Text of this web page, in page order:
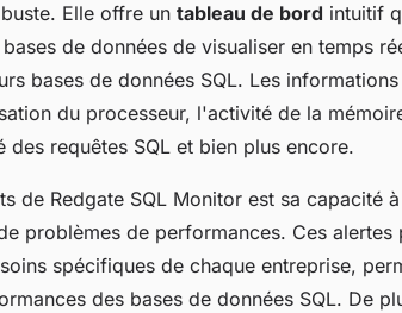
Elle offre un tableau de bord intuitif
de données de visualiser en temps
bases de données SQL. Les
du processeur, l'activité de la
requêtes SQL et bien plus encore.
de Redgate SQL Monitor est sa capacité
problèmes de performances. Ces alertes
spécifiques de chaque entreprise,
des bases de données SQL. De